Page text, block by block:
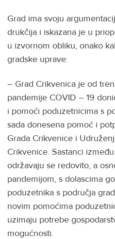
Grad ima svoju
drukčija i iskazana je u
u izvornom obliku, onako
gradske uprave:
– Grad Crikvenica je od
pandemije COVID – 19
i pomoći poduzetnicima s
sada donesena pomoć i
Grada Crikvenice i
Crikvenice. Sastanci
održavaju se redovito, a
pandemijom, s dolascima
poduzetnika s područja
novim pomoćima
uzimaju potrebe
mogućnosti.